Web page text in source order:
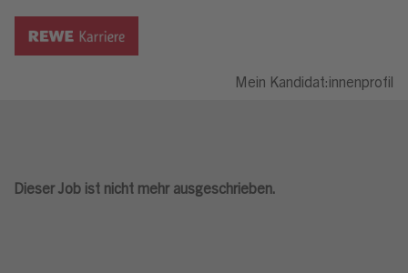
Mein Kandidat:innenprofil
Dieser Job ist nicht mehr ausgeschrieben.